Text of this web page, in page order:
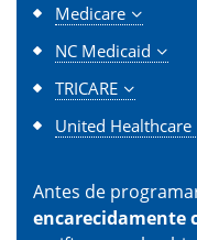
Medicare
NC Medicaid
TRICARE
United Healthcare
Antes de
encarecidamente